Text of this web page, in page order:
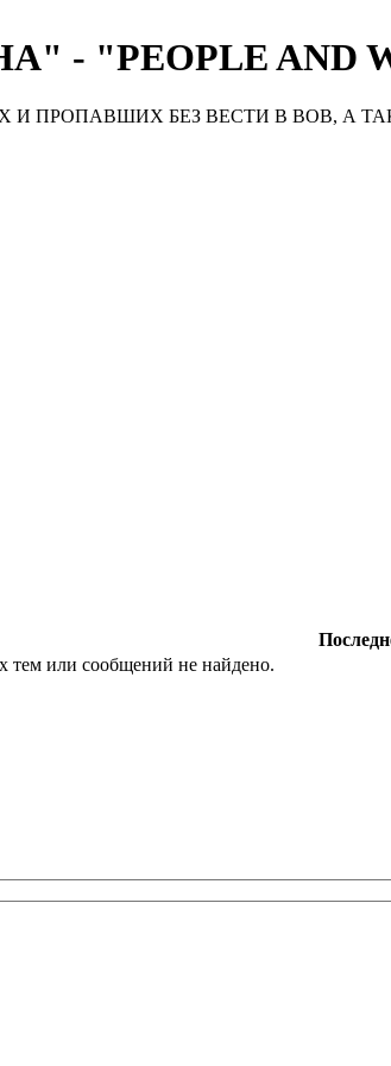
- "PEOPLE AND
ПРОПАВШИХ БЕЗ ВЕСТИ В ВОВ, А
тем или сообщений не найдено.